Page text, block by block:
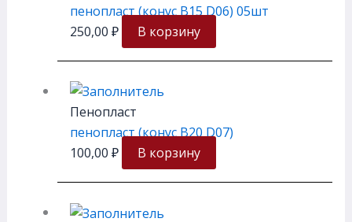
пенопласт (конус В15 D06) 05шт
250,00 ₽ В корзину
Пенопласт
пенопласт (конус В20 D07)
100,00 ₽ В корзину